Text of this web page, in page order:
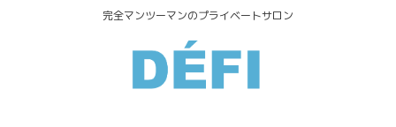
完全マンツーマンのプライベートサロン